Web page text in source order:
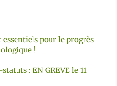
essentiels pour le progrès
!
: EN GREVE le 11